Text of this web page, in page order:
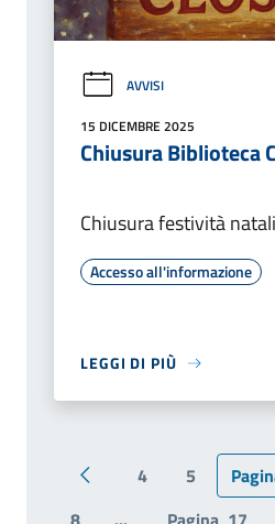
AVVISI
15 DICEMBRE 2025
Chiusura Biblioteca
Chiusura festività
Accesso all'informazione
LEGGI DI PIÙ
Pagina precedente
4 5